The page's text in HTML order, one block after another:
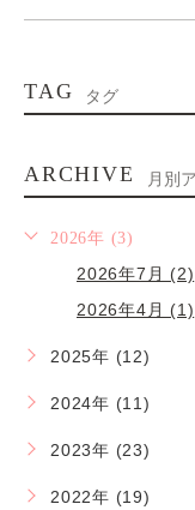
TAG タグ
ARCHIVE 月別
2026年 (3)
2026年7月 (2)
2026年4月 (1)
2025年 (12)
2024年 (11)
2023年 (23)
2022年 (19)